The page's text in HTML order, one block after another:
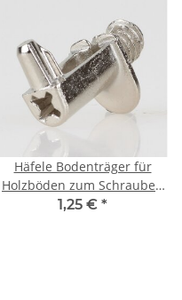
Häfele Bodenträger für
Holzböden zum Schrauben
in 5mm Bohrloch
1,25 € *